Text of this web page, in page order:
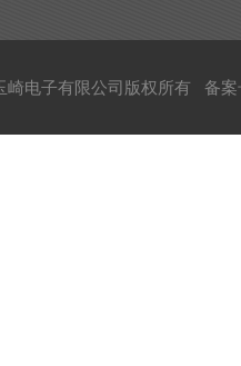
崎电子有限公司版权所有 备案